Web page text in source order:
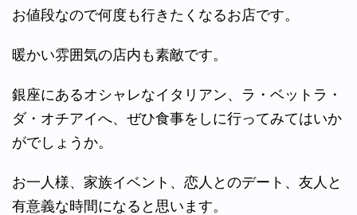
お値段なので何度も行きたくなるお店です。
暖かい雰囲気の店内も素敵です。
銀座にあるオシャレなイタリアン、ラ・ベットラ・
ダ・オチアイへ、ぜひ食事をしに行ってみてはいか
がでしょうか。
お一人様、家族イベント、恋人とのデート、友人と
有意義な時間になると思います。